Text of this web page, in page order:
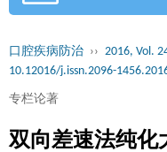
口腔疾病防治 ›› 2016, Vol.
10.12016/j.issn.2096-
专栏论著
双向差速法纯化